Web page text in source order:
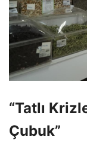
“Tatlı
Çubuk”